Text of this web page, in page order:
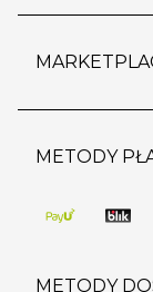
kontakt
wypis z
regulamin
pozostałe
outlet
regulaminy
strefa marek
pomoc dla
METODY
METODY